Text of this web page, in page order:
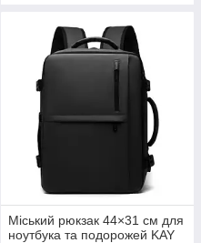
Міський рюкзак 44×31 см для
ноутбука та подорожей KAY